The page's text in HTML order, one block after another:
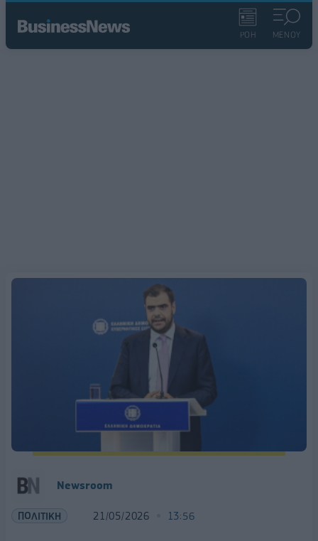
ΡΟΗ ΜΕΝΟΥ
Newsroom
ΠΟΛΙΤΙΚΗ 21/05/2026 13:56